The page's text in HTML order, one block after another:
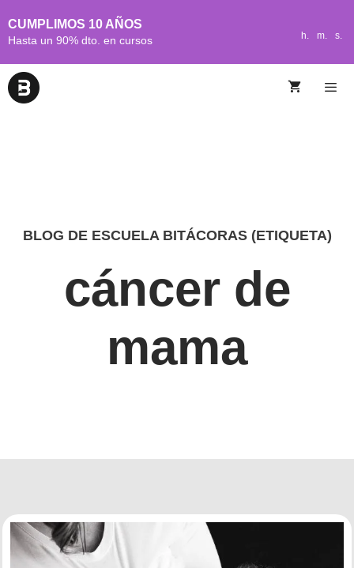
CUMPLIMOS 10 AÑOS
Hasta un 90% dto. en cursos h. m. s.
BLOG DE ESCUELA BITÁCORAS (ETIQUETA)
cáncer de
mama